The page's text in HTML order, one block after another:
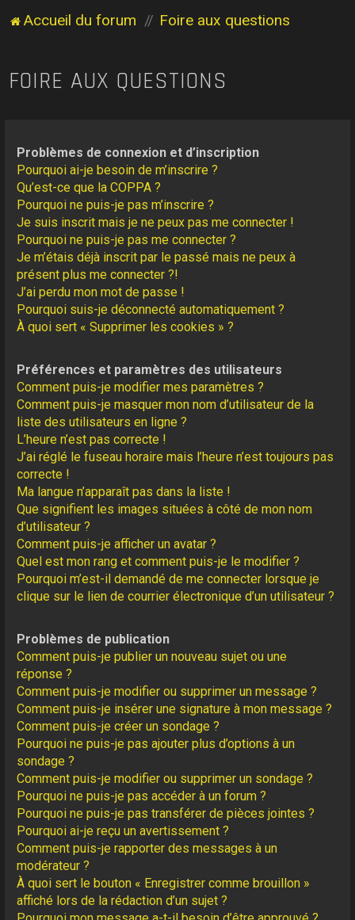
Accueil du forum Foire aux questions
FOIRE AUX QUESTIONS
Problèmes de connexion et d’inscription
Pourquoi ai-je besoin de m’inscrire ?
Qu’est-ce que la COPPA ?
Pourquoi ne puis-je pas m’inscrire ?
Je suis inscrit mais je ne peux pas me connecter !
Pourquoi ne puis-je pas me connecter ?
Je m’étais déjà inscrit par le passé mais ne peux à
présent plus me connecter ?!
J’ai perdu mon mot de passe !
Pourquoi suis-je déconnecté automatiquement ?
À quoi sert « Supprimer les cookies » ?
Préférences et paramètres des utilisateurs
Comment puis-je modifier mes paramètres ?
Comment puis-je masquer mon nom d’utilisateur de la
liste des utilisateurs en ligne ?
L’heure n’est pas correcte !
J’ai réglé le fuseau horaire mais l’heure n’est toujours pas
correcte !
Ma langue n’apparaît pas dans la liste !
Que signifient les images situées à côté de mon nom
d’utilisateur ?
Comment puis-je afficher un avatar ?
Quel est mon rang et comment puis-je le modifier ?
Pourquoi m’est-il demandé de me connecter lorsque je
clique sur le lien de courrier électronique d’un utilisateur ?
Problèmes de publication
Comment puis-je publier un nouveau sujet ou une
réponse ?
Comment puis-je modifier ou supprimer un message ?
Comment puis-je insérer une signature à mon message ?
Comment puis-je créer un sondage ?
Pourquoi ne puis-je pas ajouter plus d’options à un
sondage ?
Comment puis-je modifier ou supprimer un sondage ?
Pourquoi ne puis-je pas accéder à un forum ?
Pourquoi ne puis-je pas transférer de pièces jointes ?
Pourquoi ai-je reçu un avertissement ?
Comment puis-je rapporter des messages à un
modérateur ?
À quoi sert le bouton « Enregistrer comme brouillon »
affiché lors de la rédaction d’un sujet ?